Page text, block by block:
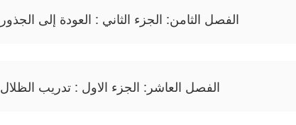
الفصل الثامن: الجزء الثاني : العودة إلى الجذور
الفصل العاشر: الجزء الاول : تدريب الظلال